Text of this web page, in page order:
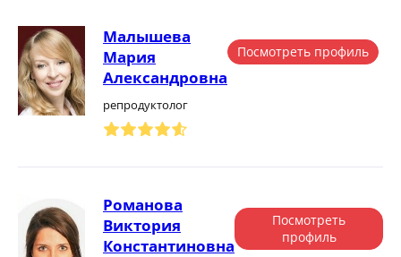
Малышева
Мария
Александровна
репродуктолог
Посмотреть профиль
Романова
Виктория
Константиновна
Посмотреть
профиль